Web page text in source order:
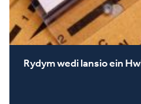
Rydym wedi lansio ein